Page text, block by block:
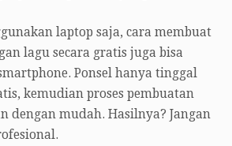
laptop saja, cara membuat
lagu secara gratis juga bisa
Ponsel hanya tinggal
kemudian proses pembuatan
dengan mudah. Hasilnya? Jangan